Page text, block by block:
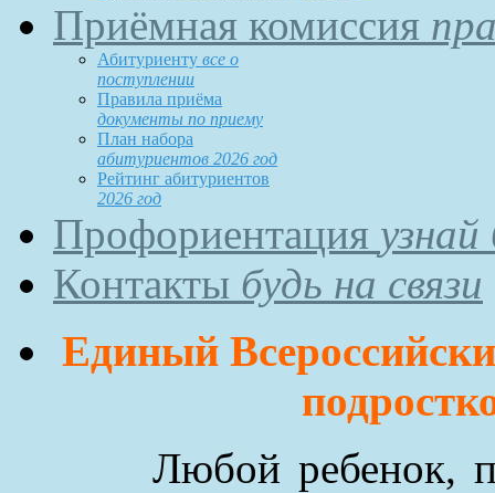
Приёмная комиссия
Абитуриенту все о
поступлении
Правила приёма
документы по приему
План набора
абитуриентов 2026 год
Рейтинг абитуриентов
2026 год
Профориентация
Контакты будь на связи
Единый
Любой ребенок,